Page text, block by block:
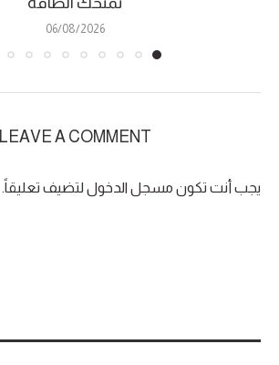
06/08/2026
LEAVE A COMMENT
يجب أنت تكون مسجل الدخول لتضيف تعليقاً.